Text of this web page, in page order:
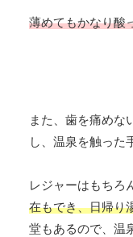
薄めてもかなり酸
また、歯を痛めな
し、温泉を触った
レジャーはもちろ
在もでき、日帰り
堂もあるので、温